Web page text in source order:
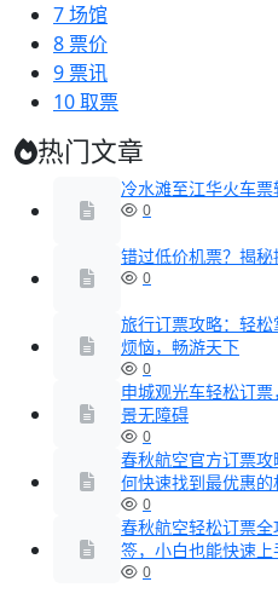
7场馆
8票价
9票讯
10取票
热门文章
冷水滩至江华火车
0
错过低价机票？揭
0
旅行订票攻略：轻
烦恼，畅游天下
0
申城观光车轻松订
景无障碍
0
春秋航空官方订票
何快速找到最优惠的
0
春秋航空轻松订票
签，小白也能快速上
0